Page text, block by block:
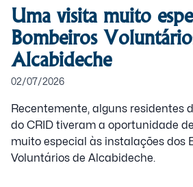
Uma visita muito
Bombeiros
Alcabideche
02/07/2026
Recentemente, alguns residentes
do CRID tiveram a oportunidade
muito especial às instalações dos
Voluntários de Alcabideche.